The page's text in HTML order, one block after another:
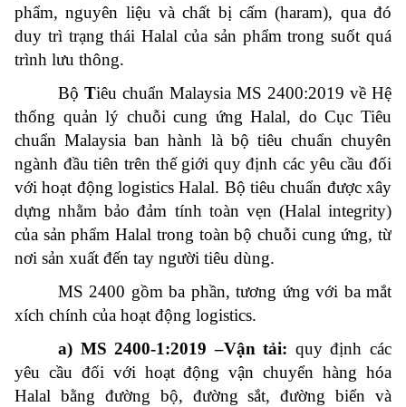
phẩm, nguyên liệu và chất bị cấm (haram), qua đó
duy trì trạng thái Halal của sản phẩm trong suốt quá
trình lưu thông.
Bộ Tiêu chuẩn Malaysia MS 2400:2019 về Hệ
thống quản lý chuỗi cung ứng Halal, do Cục Tiêu
chuẩn Malaysia ban hành là bộ tiêu chuẩn chuyên
ngành đầu tiên trên thế giới quy định các yêu cầu đối
với hoạt động logistics Halal. Bộ tiêu chuẩn được xây
dựng nhằm bảo đảm tính toàn vẹn (Halal integrity)
của sản phẩm Halal trong toàn bộ chuỗi cung ứng, từ
nơi sản xuất đến tay người tiêu dùng.
MS 2400 gồm ba phần, tương ứng với ba mắt
xích chính của hoạt động logistics.
a) MS 2400-1:2019 –Vận tải: quy định các
yêu cầu đối với hoạt động vận chuyển hàng hóa
Halal bằng đường bộ, đường sắt, đường biển và